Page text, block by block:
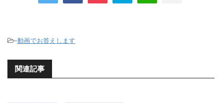
-動画でお答えします
関連記事